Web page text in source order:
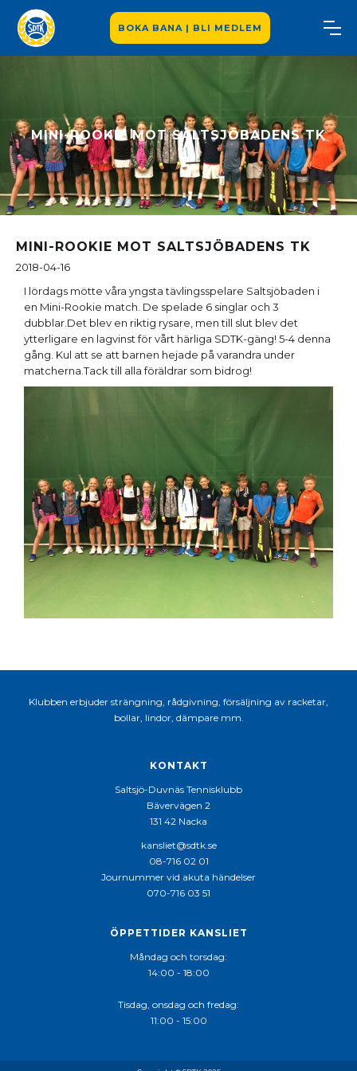
BOKA BANA | BLI MEDLEM
MINI-ROOKIE MOT SALTSJÖBADENS TK
MINI-ROOKIE MOT SALTSJÖBADENS TK
2018-04-16
I lördags mötte våra yngsta tävlingsspelare Saltsjöbaden i
en Mini-Rookie match. De spelade 6 singlar och 3
dubblar.Det blev en riktig rysare, men till slut blev det
ytterligare en lagvinst för vårt härliga SDTK-gäng! 5-4 denna
gång. Kul att se att barnen hejade på varandra under
matcherna.Tack till alla föräldrar som bidrog!
Klubben erbjuder strängning, rådgivning, försäljning av racketar,
bollar, lindor, dämpare mm.
KONTAKT
Saltsjö-Duvnäs Tennisklubb
Bävervägen 2
131 42 Nacka
kansliet@sdtk.se
08-716 02 01
Journummer vid akuta händelser
070-716 03 51
ÖPPETTIDER KANSLIET
Måndag och torsdag:
14:00 - 18:00
Tisdag, onsdag och fredag:
11:00 - 15:00